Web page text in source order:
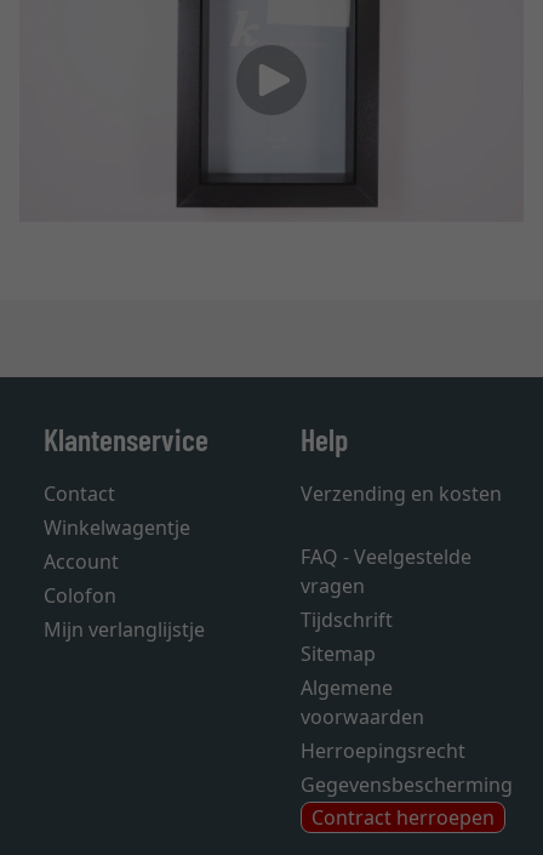
Klantenservice
Contact
Winkelwagentje
Account
Colofon
Mijn verlanglijstje
Help
Verzending en kosten
FAQ - Veelgestelde
vragen
Tijdschrift
Sitemap
Algemene
voorwaarden
Herroepingsrecht
Gegevensbescherming
Contract herroepen